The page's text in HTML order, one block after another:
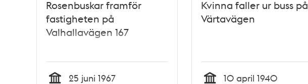
Rosenbuskar framför
fastigheten på
Valhallavägen 167
25 juni 1967
Kvinna faller ur buss på
Värtavägen
10 april 1940